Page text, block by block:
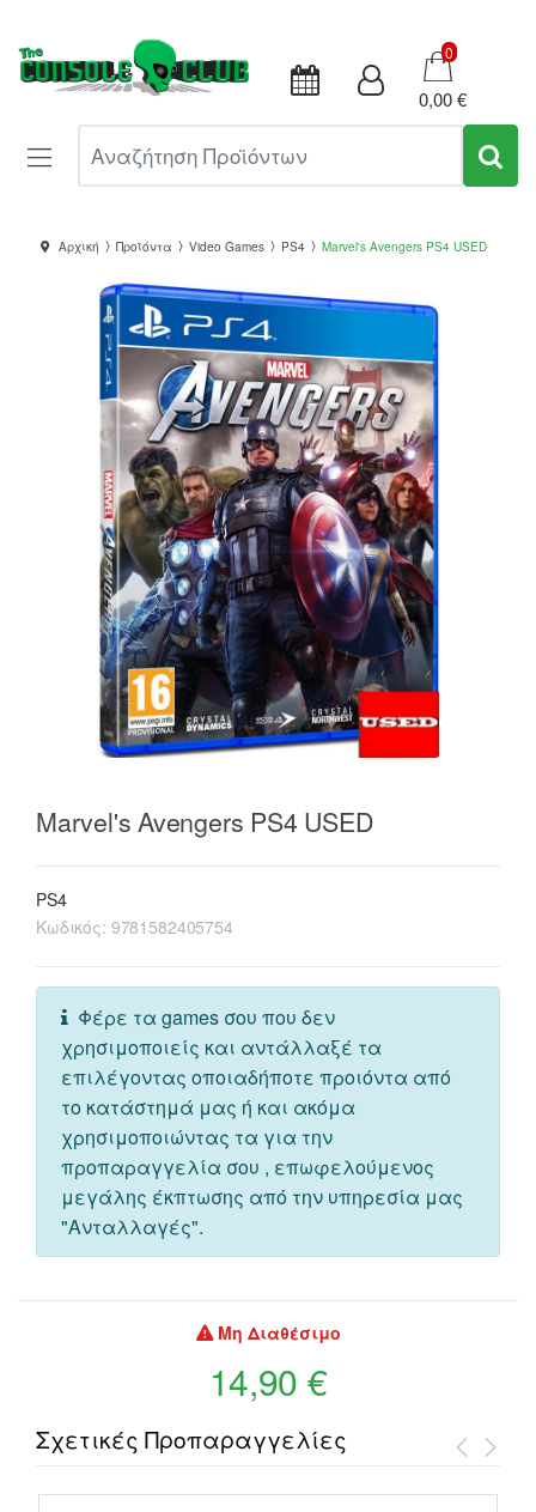
Καλάθι
0
0,00 €
Αρχική Προϊόντα Video Games PS4 Marvel's Avengers PS4 USED
Marvel's Avengers PS4 USED
PS4
Κωδικός: 9781582405754
Φέρε τα games σου που δεν
χρησιμοποιείς και αντάλλαξέ τα
επιλέγοντας οποιαδήποτε προιόντα από
το κατάστημά μας ή και ακόμα
χρησιμοποιώντας τα για την
προπαραγγελία σου , επωφελούμενος
μεγάλης έκπτωσης από την υπηρεσία μας
"Ανταλλαγές".
Μη Διαθέσιμο
14,90 €
Σχετικές Προπαραγγελίες